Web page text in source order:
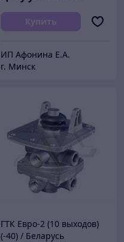
Купить
ИП Афонина Е.А.
г. Минск
ГТК Евро-2 (10 выходов)
(-40) / Беларусь